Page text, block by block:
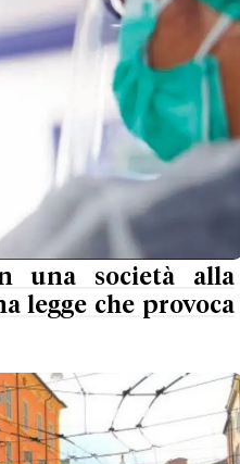
una società alla
legge che provoca